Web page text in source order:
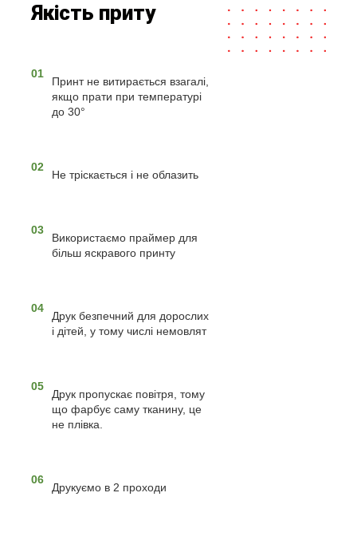
Якість приту
01
Принт не витирається взагалі,
якщо прати при температурі
до 30°
02
Не тріскається і не облазить
03
Використаємо праймер для
більш яскравого принту
04
Друк безпечний для дорослих
і дітей, у тому числі немовлят
05
Друк пропускає повітря, тому
що фарбує саму тканину, це
не плівка.
06
Друкуємо в 2 проходи